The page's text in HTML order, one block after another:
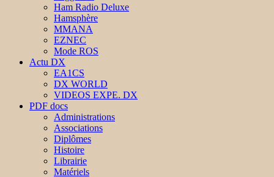
Ham Radio Deluxe
Hamsphère
MMANA
EZNEC
Mode ROS
Actu DX
EA1CS
DX WORLD
VIDEOS EXPE. DX
PDF docs
Administrations
Associations
Diplômes
Histoire
Librairie
Matériels